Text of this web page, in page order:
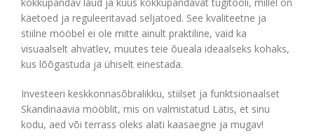
käetoed ja reguleeritavad seljatoed. See kvaliteetne ja
stiilne mööbel ei ole mitte ainult praktiline, vaid ka
visuaalselt ahvatlev, muutes teie õueala ideaalseks kohaks,
kus lõõgastuda ja ühiselt einestada.
Investeeri keskkonnasõbralikku, stiilset ja funktsionaalset
Skandinaavia mööblit, mis on valmistatud Lätis, et sinu
kodu, aed või terrass oleks alati kaasaegne ja mugav!